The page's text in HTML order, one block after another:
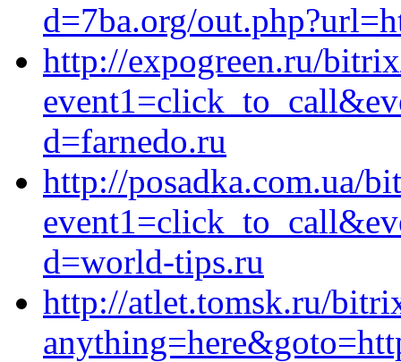
d=7ba.org/
http://expogreen.ru/
d=farnedo.ru
http://posadka.com.ua/
d=world-tips.ru
http://atlet.tomsk.ru/